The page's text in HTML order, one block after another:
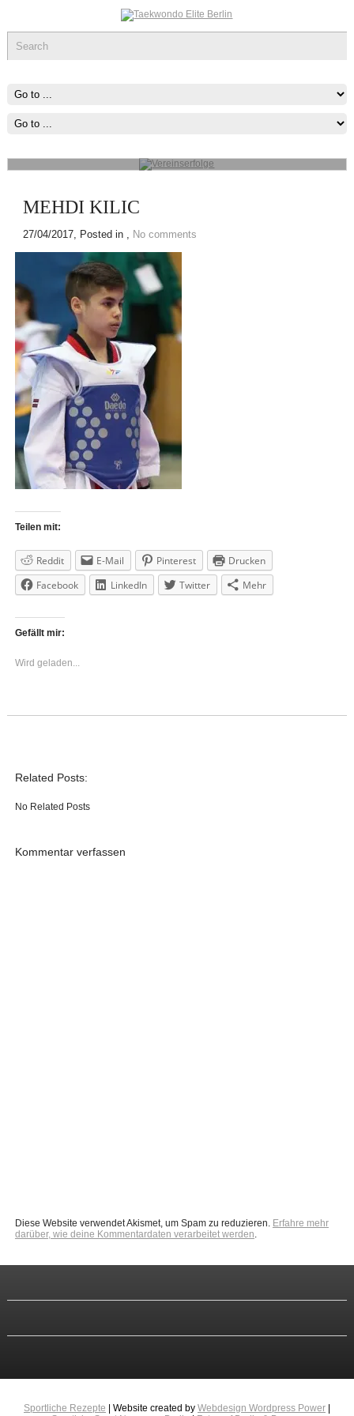
Vereinserfolge
wovon du träumst ,Fang Damit An!
MEHDI KILIC
27/04/2017, Posted in , No comments
Teilen mit:
Reddit E-Mail Pinterest
Drucken
Facebook
LinkedIn Twitter Mehr
Gefällt mir:
Wird geladen...
Related Posts:
No Related Posts
Kommentar verfassen
Diese Website verwendet Akismet, um Spam zu reduzieren. Erfahre mehr
darüber, wie deine Kommentardaten verarbeitet werden.
Sportliche Rezepte | Website created by Webdesign Wordpress Power|